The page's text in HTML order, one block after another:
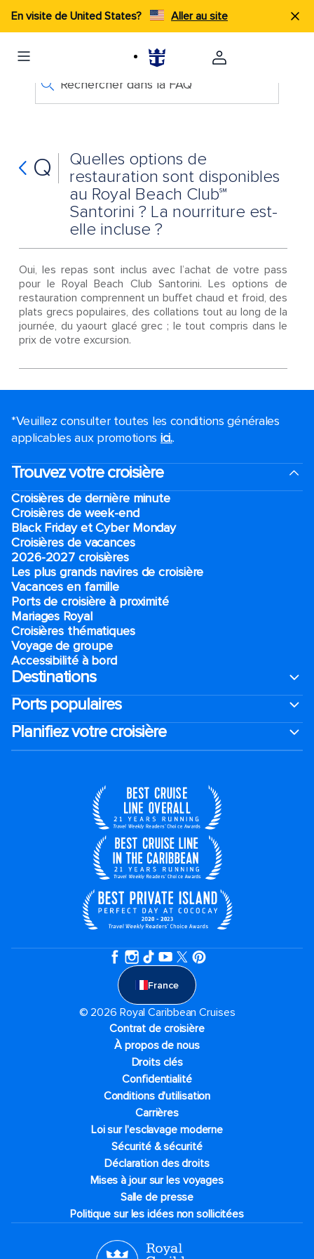
En visite de United States? Aller au site
Rechercher dans la FAQ
Q
Quelles options de
restauration sont disponibles
au Royal Beach Club℠
Santorini ? La nourriture est-
elle incluse ?
Oui, les repas sont inclus avec l’achat de votre pass
pour le Royal Beach Club Santorini. Les options de
restauration comprennent un buffet chaud et froid, des
plats grecs populaires, des collations tout au long de la
journée, du yaourt glacé grec ; le tout compris dans le
prix de votre excursion.
*Veuillez consulter toutes les conditions générales
applicables aux promotions ici..
Trouvez votre croisière
Croisières de dernière minute
Croisières de week-end
Black Friday et Cyber Monday
Croisières de vacances
2026-2027 croisières
Les plus grands navires de croisière
Vacances en famille
Ports de croisière à proximité
Mariages Royal
Croisières thématiques
Voyage de groupe​
Accessibilité à bord​
Destinations
Ports populaires
Planifiez votre croisière
France
© 2026 Royal Caribbean Cruises
Contrat de croisière
À propos de nous
Droits clés
Confidentialité
Conditions d'utilisation
Carrières
Loi sur l'esclavage moderne
Sécurité & sécurité
Déclaration des droits
Mises à jour sur les voyages
Salle de presse
Politique sur les idées non sollicitées